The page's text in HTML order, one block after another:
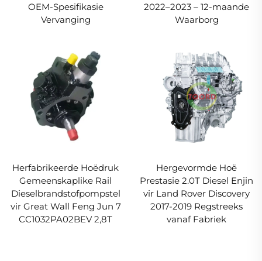
OEM-Spesifikasie
Vervanging
2022–2023 – 12-maande
Waarborg
Herfabrikeerde Hoëdruk
Gemeenskaplike Rail
Dieselbrandstofpompstel
vir Great Wall Feng Jun 7
CC1032PA02BEV 2,8T
Hergevormde Hoë
Prestasie 2.0T Diesel Enjin
vir Land Rover Discovery
2017-2019 Regstreeks
vanaf Fabriek